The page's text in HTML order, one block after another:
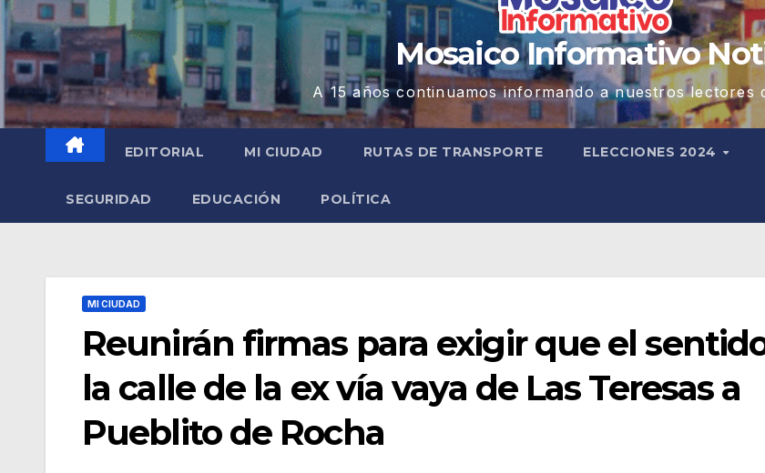
Mosaico Informativo
A 15 años continuamos informando a nuestros lectores
EDITORIAL MI CIUDAD RUTAS DE TRANSPORTE ELECCIONES 2024
SEGURIDAD EDUCACIÓN POLÍTICA
MI CIUDAD
Reunirán firmas para exigir que el
la calle de la ex vía vaya de Las Teresas a
Pueblito de Rocha